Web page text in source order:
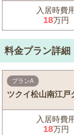
入居時費用
18万円
料金プラン詳細
プランA
ツクイ松山南江
入居時費用
18万円